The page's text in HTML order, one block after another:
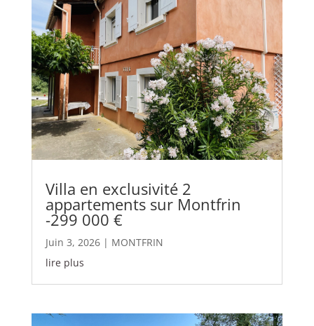
Villa en exclusivité 2
appartements sur Montfrin
-299 000 €
Juin 3, 2026| MONTFRIN
lire plus